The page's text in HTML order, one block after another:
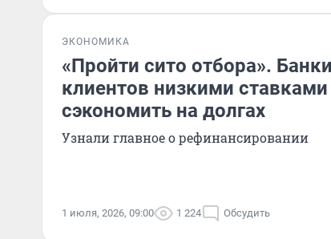
ЭКОНОМИКА
«Пройти сито отбора».
клиентов низкими
сэкономить на долгах
Узнали главное о рефинансировании
1 июля, 2026, 09:00 1 224 Обсудить